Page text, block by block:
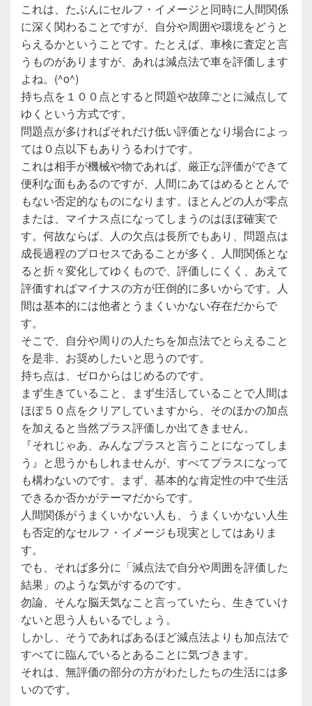
これは、たぶんにセルフ・イメージと同時に人間関係
に深く関わることですが、自分や周囲や環境をどうと
らえるかということです。たとえば、車検に査定と言
うものがありますが、あれは減点法で車を評価します
よね。(^o^)
持ち点を１００点とすると問題や故障ごとに減点して
ゆくという方式です。
問題点が多ければそれだけ低い評価となり場合によっ
ては０点以下もありうるわけです。
これは相手が機械や物であれば、厳正な評価ができて
便利な面もあるのですが、人間にあてはめるととんで
もない否定的なものになります。ほとんどの人が零点
または、マイナス点になってしまうのはほぼ確実で
す。何故ならば、人の欠点は長所でもあり、問題点は
成長過程のプロセスであることが多く、人間関係とな
ると折々変化してゆくもので、評価しにくく、あえて
評価すればマイナスの方が圧倒的に多いからです。人
間は基本的には他者とうまくいかない存在だからで
す。
そこで、自分や周りの人たちを加点法でとらえること
を是非、お奨めしたいと思うのです。
持ち点は、ゼロからはじめるのです。
まず生きていること、まず生活していることで人間は
ほぼ５０点をクリアしていますから、そのほかの加点
を加えると当然プラス評価しか出てきません。
『それじゃあ、みんなプラスと言うことになってしま
う』と思うかもしれませんが、すべてプラスになって
も構わないのです。まず、基本的な肯定性の中で生活
できるか否かがテーマだからです。
人間関係がうまくいかない人も、うまくいかない人生
も否定的なセルフ・イメージも現実としてはありま
す。
でも、それば多分に「減点法で自分や周囲を評価した
結果」のような気がするのです。
勿論、そんな脳天気なこと言っていたら、生きていけ
ないと思う人もいるでしょう。
しかし、そうであればあるほど減点法よりも加点法で
すべてに臨んでいるとあることに気づきます。
それは、無評価の部分の方がわたしたちの生活には多
いのです。